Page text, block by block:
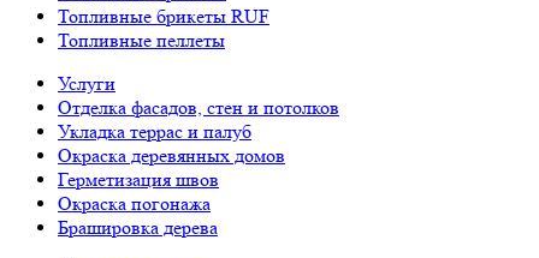
Топливные брикеты RUF
Топливные пеллеты
Услуги
Отделка фасадов, стен и потолков
Укладка террас и палуб
Окраска деревянных домов
Герметизация швов
Окраска погонажа
Брашировка дерева